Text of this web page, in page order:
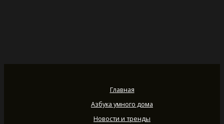
Главная
Азбука умного дома
Новости и тренды